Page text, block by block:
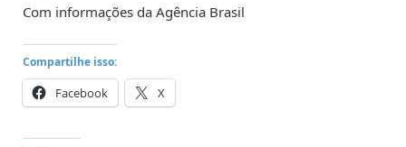
Com informações da Agência Brasil
Compartilhe isso:
Facebook X